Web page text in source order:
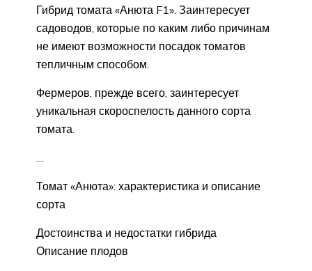
Гибрид томата «Анюта F1». Заинтересует
садоводов, которые по каким либо причинам
не имеют возможности посадок томатов
тепличным способом.
Фермеров, прежде всего, заинтересует
уникальная скороспелость данного сорта
томата.
Томат «Анюта»: характеристика и описание
сорта
Достоинства и недостатки гибрида
Описание плодов